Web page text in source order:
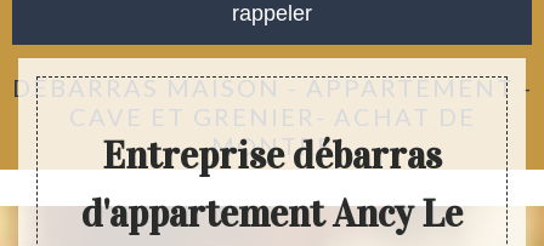
DÉBARRAS MAISON - APPARTEMENT -
CAVE ET GRENIER- ACHAT DE
MONTRE
Entreprise débarras
d'appartement Ancy Le